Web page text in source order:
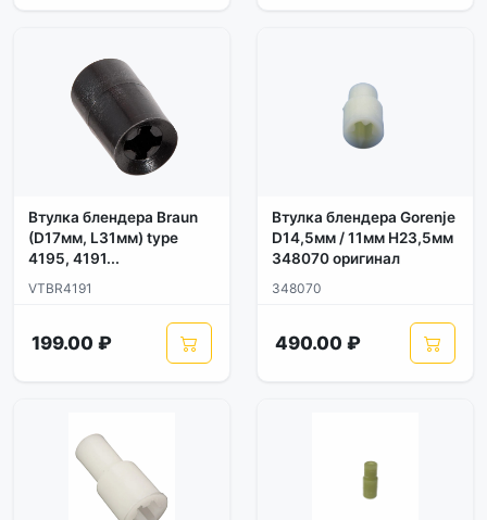
Втулка блендера Braun
(D17мм, L31мм) type
4195, 4191...
VTBR4191
199.00 ₽
Втулка блендера Gorenje
D14,5мм / 11мм H23,5мм
348070 оригинал
348070
490.00 ₽